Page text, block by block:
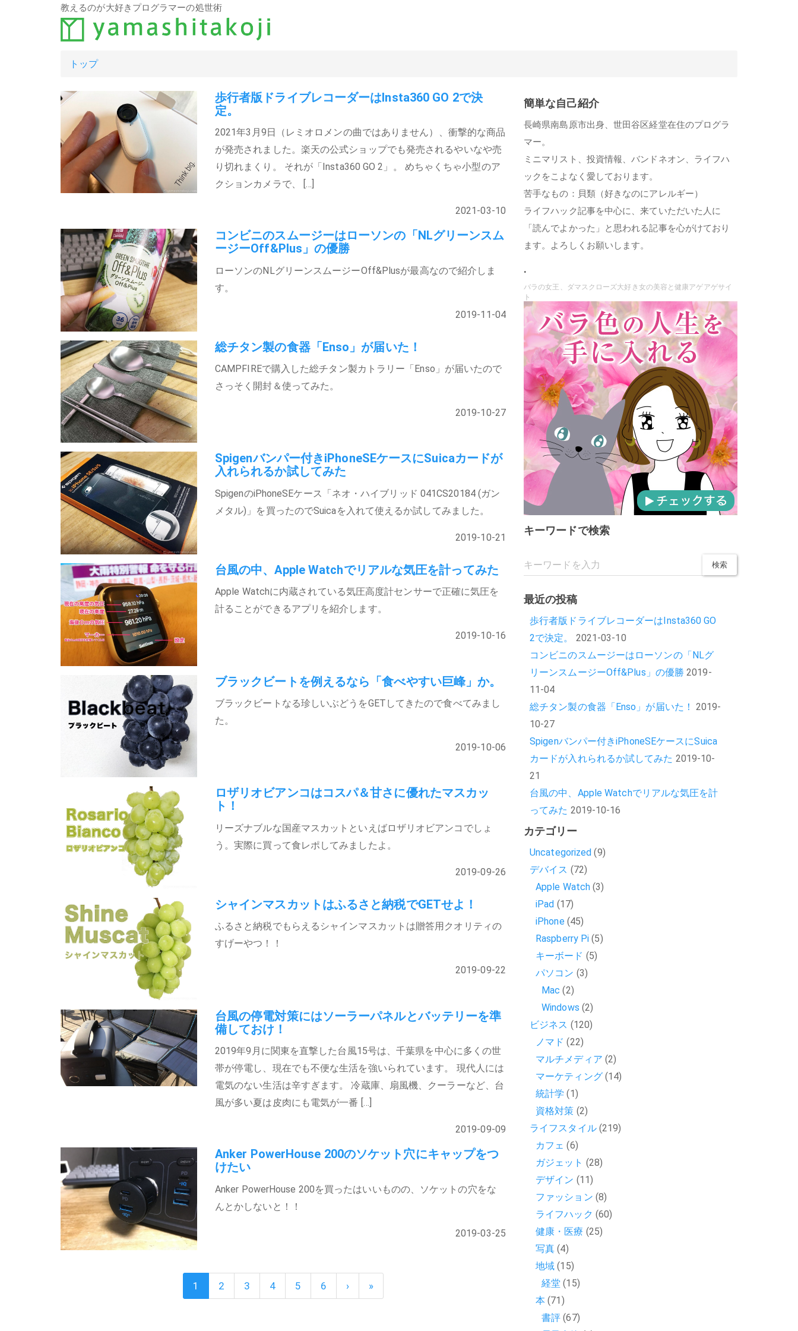
教えるのが大好きプログラマーの処世術
トップ
歩行者版ドライブレコーダーはInsta360 GO 2で決
定。
2021年3月9日（レミオロメンの曲ではありません）、衝撃的な商品
が発売されました。楽天の公式ショップでも発売されるやいなや売
り切れまくり。 それが「Insta360 GO 2」。 めちゃくちゃ小型のア
クションカメラで、 […]
2021-03-10
コンビニのスムージーはローソンの「NLグリーンスム
ージーOff&Plus」の優勝
ローソンのNLグリーンスムージーOff&Plusが最高なので紹介しま
す。
2019-11-04
総チタン製の食器「Enso」が届いた！
CAMPFIREで購入した総チタン製カトラリー「Enso」が届いたので
さっそく開封＆使ってみた。
2019-10-27
Spigenバンパー付きiPhoneSEケースにSuicaカードが
入れられるか試してみた
SpigenのiPhoneSEケース「ネオ・ハイブリッド 041CS20184 (ガン
メタル)」を買ったのでSuicaを入れて使えるか試してみました。
2019-10-21
台風の中、Apple Watchでリアルな気圧を計ってみた
Apple Watchに内蔵されている気圧高度計センサーで正確に気圧を
計ることができるアプリを紹介します。
2019-10-16
ブラックビートを例えるなら「食べやすい巨峰」か。
ブラックビートなる珍しいぶどうをGETしてきたので食べてみまし
た。
2019-10-06
ロザリオビアンコはコスパ＆甘さに優れたマスカッ
ト！
リーズナブルな国産マスカットといえばロザリオビアンコでしょ
う。実際に買って食レポしてみましたよ。
2019-09-26
シャインマスカットはふるさと納税でGETせよ！
ふるさと納税でもらえるシャインマスカットは贈答用クオリティの
すげーやつ！！
2019-09-22
台風の停電対策にはソーラーパネルとバッテリーを準
備しておけ！
2019年9月に関東を直撃した台風15号は、千葉県を中心に多くの世
帯が停電し、現在でも不便な生活を強いられています。 現代人には
電気のない生活は辛すぎます。 冷蔵庫、扇風機、クーラーなど、台
風が多い夏は皮肉にも電気が一番 […]
2019-09-09
Anker PowerHouse 200のソケット穴にキャップをつ
けたい
Anker PowerHouse 200を買ったはいいものの、ソケットの穴をな
んとかしないと！！
2019-03-25
1 2 3 4 5 6 › »
簡単な自己紹介
長崎県南島原市出身、世田谷区経堂在住のプログラ
マー。
ミニマリスト、投資情報、バンドネオン、ライフハ
ックをこよなく愛しております。
苦手なもの：貝類（好きなのにアレルギー）
ライフハック記事を中心に、来ていただいた人に
「読んでよかった」と思われる記事を心がけており
ます。よろしくお願いします。
.
バラの女王、ダマスクローズ大好き女の美容と健康アゲアゲサイ
ト
キーワードで検索
最近の投稿
歩行者版ドライブレコーダーはInsta360 GO
2で決定。
2021-03-10
コンビニのスムージーはローソンの「NLグ
リーンスムージーOff&Plus」の優勝 2019-
11-04
総チタン製の食器「Enso」が届いた！ 2019-
10-27
Spigenバンパー付きiPhoneSEケースにSuica
カードが入れられるか試してみた 2019-10-
21
台風の中、Apple Watchでリアルな気圧を計
ってみた 2019-10-16
カテゴリー
Uncategorized (9)
デバイス (72)
Apple Watch (3)
iPad (17)
iPhone(45)
Raspberry Pi (5)
キーボード (5)
パソコン (3)
Mac (2)
Windows (2)
ビジネス (120)
ノマド (22)
マルチメディア (2)
マーケティング(14)
統計学 (1)
資格対策 (2)
ライフスタイル(219)
カフェ (6)
ガジェット (28)
デザイン (11)
ファッション (8)
ライフハック (60)
健康・医療 (25)
写真 (4)
地域 (15)
経堂 (15)
本 (71)
書評 (67)